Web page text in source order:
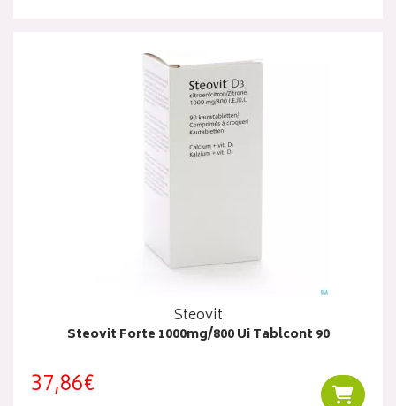
Steovit
Steovit Forte 1000mg/800 Ui Tablcont 90
37,86€